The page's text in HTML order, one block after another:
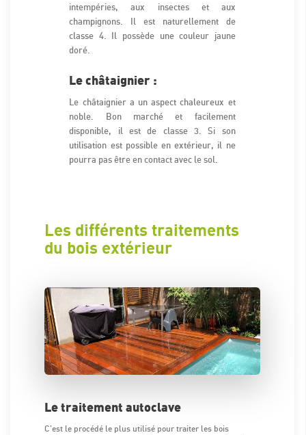
intempéries, aux insectes et aux
champignons. Il est naturellement de
classe 4. Il possède une couleur jaune
doré.
Le châtaignier :
Le châtaignier a un aspect chaleureux et
noble. Bon marché et facilement
disponible, il est de classe 3. Si son
utilisation est possible en extérieur, il ne
pourra pas être en contact avec le sol.
Les différents traitements
du bois extérieur
Le traitement autoclave
C'est le procédé le plus utilisé pour traiter les bois